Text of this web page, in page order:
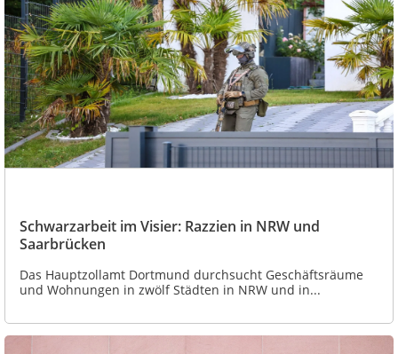
Schwarzarbeit im Visier: Razzien in NRW und
Saarbrücken
Das Hauptzollamt Dortmund durchsucht Geschäftsräume
und Wohnungen in zwölf Städten in NRW und in...